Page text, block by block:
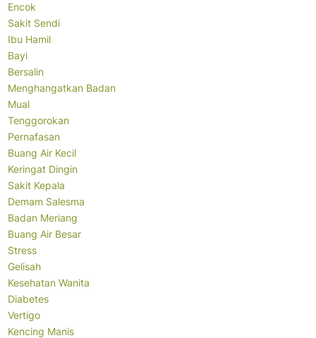
Encok
Sakit Sendi
Ibu Hamil
Bayi
Bersalin
Menghangatkan Badan
Mual
Tenggorokan
Pernafasan
Buang Air Kecil
Keringat Dingin
Sakit Kepala
Demam Salesma
Badan Meriang
Buang Air Besar
Stress
Gelisah
Kesehatan Wanita
Diabetes
Vertigo
Kencing Manis